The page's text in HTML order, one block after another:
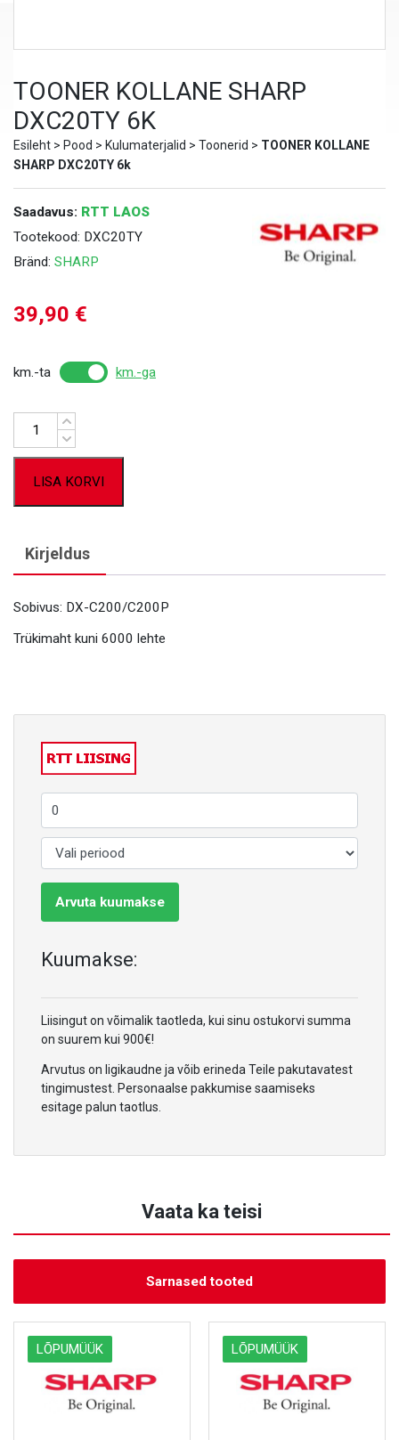
TOONER KOLLANE SHARP
DXC20TY 6K
Esileht > Pood > Kulumaterjalid > Toonerid > TOONER KOLLANE
SHARP DXC20TY 6k
Saadavus: RTT LAOS
Tootekood: DXC20TY
Bränd: SHARP
39,90 €
km.-ta km.-ga
Kogus
LISA KORVI
Kirjeldus
Sobivus: DX-C200/C200P
Trükimaht kuni 6000 lehte
Arvuta kuumakse
Kuumakse:
Liisingut on võimalik taotleda, kui sinu ostukorvi summa
on suurem kui 900€!
Arvutus on ligikaudne ja võib erineda Teile pakutavatest
tingimustest. Personaalse pakkumise saamiseks
esitage palun taotlus.
Vaata ka teisi
Sarnased tooted
LÕPUMÜÜK LÕPUMÜÜK